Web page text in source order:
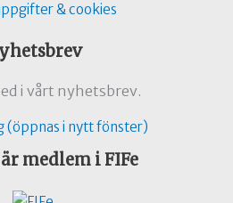
& cookies
i vårt nyhetsbrev.
(öppnas i nytt fönster)
är medlem i FIFe